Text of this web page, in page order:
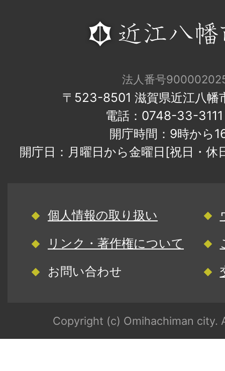
法人番号
〒523-8501 滋賀県近江八幡
電話：0748-33-
開庁時間：9時から
開庁日：月曜日から金曜日[祝日・
個人情報の取り扱い
リンク・著作権について
お問い合わせ
Copyright (c) Omihachiman city.